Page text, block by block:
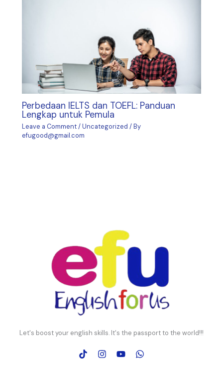
Perbedaan IELTS dan TOEFL: Panduan
Lengkap untuk Pemula
Leave a Comment/Uncategorized / By
efugood@gmail.com
Let's boost your english skills. It's the passport to the world!!!